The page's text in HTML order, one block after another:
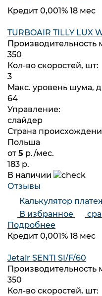
Кредит 0,001% 18 мес
TURBOAIR TILLY LUX
Производительность
350
Кол-во скоростей, шт:
3
Макс. уровень шума,
64
Управление:
слайдер
Страна
Польша
от 5 р./мес.
183 р.
В наличии
Отзывы
Калькулятор
В избранное
Подробнее
Кредит 0,001% 18 мес
Jetair SENTI SI/F/60
Производительность
350
Кол-во скоростей, шт: